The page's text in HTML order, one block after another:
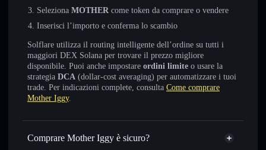
Seleziona MOTHER come token da comprare o vendere
Inserisci l’importo e conferma lo scambio
Solflare utilizza il routing intelligente dell’ordine su tutti i
maggiori DEX Solana per trovare il prezzo migliore
disponibile. Puoi anche impostare ordini limite o usare la
strategia DCA (dollar-cost averaging) per automatizzare i tuoi
trade. Per indicazioni complete, consulta Come comprare
Mother Iggy.
Comprare Mother Iggy è sicuro?